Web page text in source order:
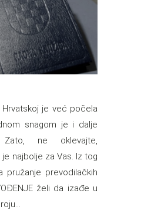
je već počela
snagom je i dalje
ne oklevajte,
najbolje za Vas. Iz tog
pružanje prevodilačkih
želi da izađe u